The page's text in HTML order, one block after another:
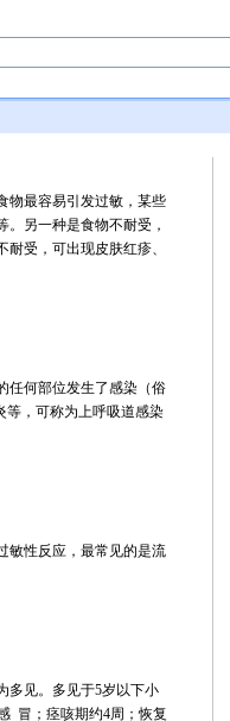
物最容易引发过敏，某些
另一种是食物不耐受，
受，可出现皮肤红疹、
任何部位发生了感染（俗
等，可称为上呼吸道感染
敏性反应，最常见的是流
多见。多见于5岁以下小
冒；痉咳期约4周；恢复